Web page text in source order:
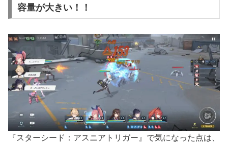
容量が大きい！！
『スターシード：アスニアトリガー』で気になった点は、